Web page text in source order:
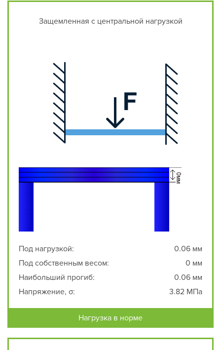
Защемленная с центральной нагрузкой
Под нагрузкой:
0.06 мм
Под собственным весом:
0 мм
Наибольший прогиб:
0.06 мм
Напряжение, σ:
3.82 МПа
Нагрузка в норме